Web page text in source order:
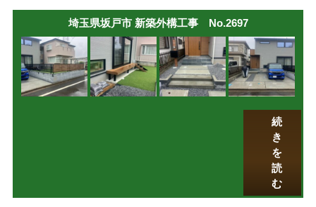
埼玉県坂戸市 新築外構工事 No.2697
続
き
を
読
む